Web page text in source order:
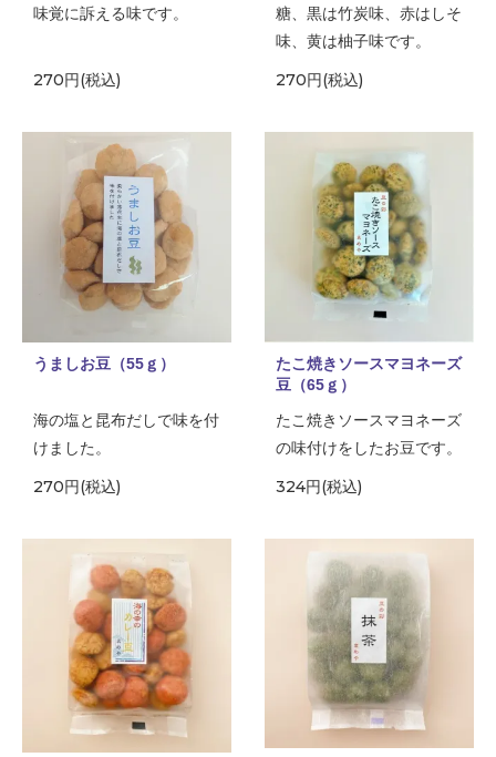
味覚に訴える味です。
270円(税込)
糖、黒は竹炭味、赤はしそ
味、黄は柚子味です。
270円(税込)
うましお豆（55ｇ）
海の塩と昆布だしで味を付
けました。
270円(税込)
たこ焼きソースマヨネーズ
豆（65ｇ）
たこ焼きソースマヨネーズ
の味付けをしたお豆です。
324円(税込)